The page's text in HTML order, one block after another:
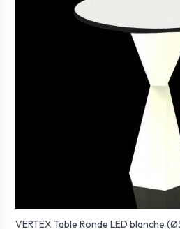
VERTEX Table Ronde LED blanche